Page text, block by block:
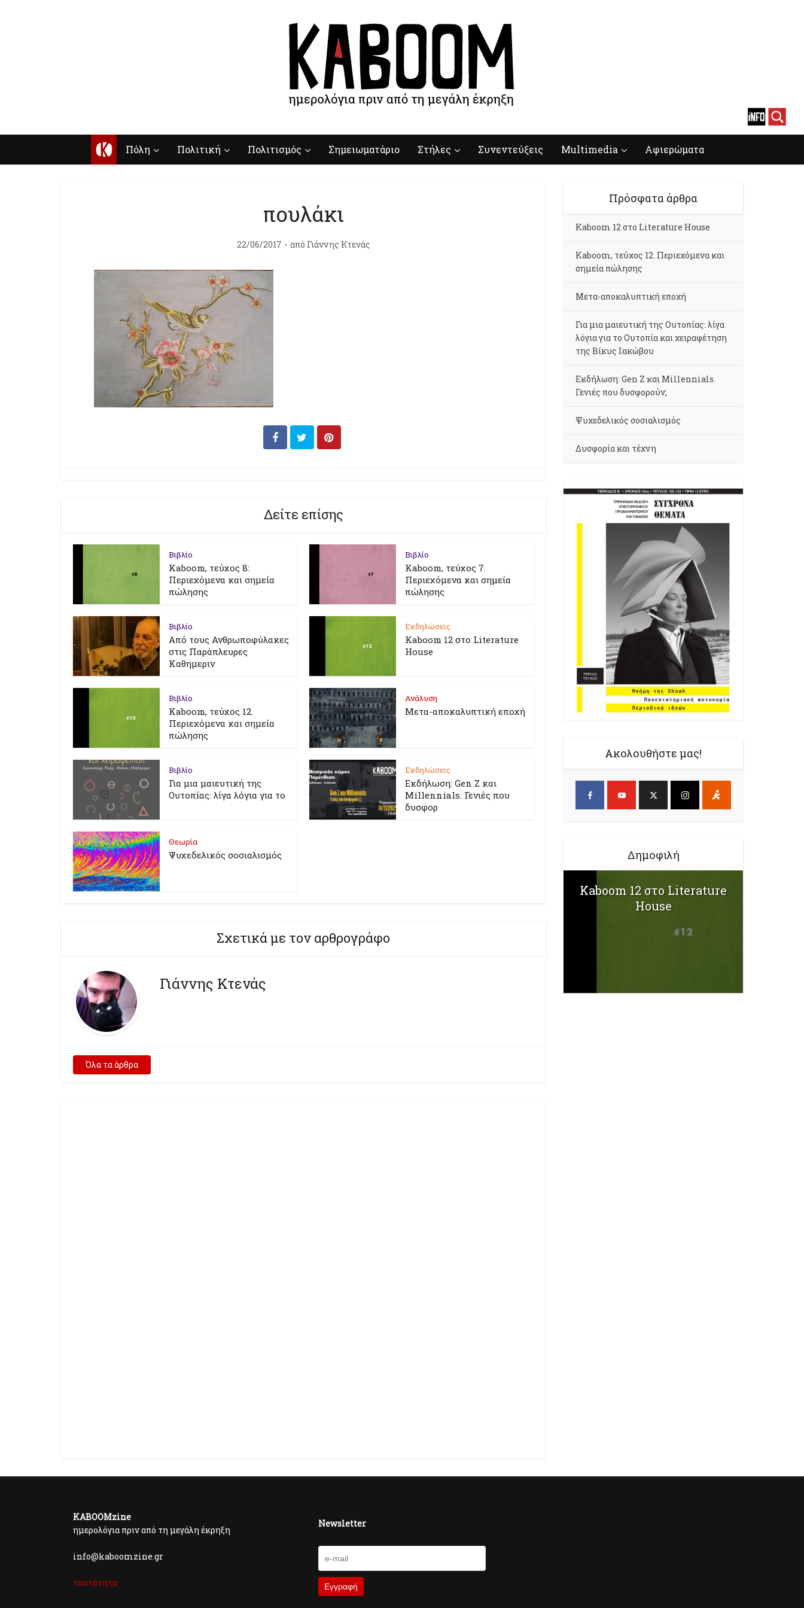
Κ Πόλη Πολιτική Πολιτισμός Σημειωματάριο Στήλες Συνεντεύξεις Multimedia Αφιερώματα
πουλάκι
22/06/2017 από Γιάννης Κτενάς
Δείτε επίσης
Βιβλίο
Kaboom, τεύχος 8:
Περιεχόμενα και σημεία
πώλησης
Βιβλίο
Kaboom, τεύχος 7.
Περιεχόμενα και σημεία
πώλησης
Βιβλίο
Από τους Ανθρωποφύλακες
στις Παράπλευρες
Καθημεριν
Εκδηλώσεις
Kaboom 12 στο Literature
House
Βιβλίο
Kaboom, τεύχος 12.
Περιεχόμενα και σημεία
πώλησης
Ανάλυση
Μετα-αποκαλυπτική εποχή
Βιβλίο
Για μια μαιευτική της
Ουτοπίας: λίγα λόγια για το
Εκδηλώσεις
Εκδήλωση: Gen Z και
Millennials. Γενιές που
δυσφορ
Θεωρία
Ψυχεδελικός σοσιαλισμός
Σχετικά με τον αρθρογράφο
Γιάννης Κτενάς
Όλα τα άρθρα
Πρόσφατα άρθρα
Kaboom 12 στο Literature House
Kaboom, τεύχος 12. Περιεχόμενα και
σημεία πώλησης
Μετα-αποκαλυπτική εποχή
Για μια μαιευτική της Ουτοπίας: λίγα
λόγια για το Ουτοπία και χειραφέτηση
της Βίκυς Ιακώβου
Εκδήλωση: Gen Z και Millennials.
Γενιές που δυσφορούν;
Ψυχεδελικός σοσιαλισμός
Δυσφορία και τέχνη
Ακολουθήστε μας!
Δημοφιλή
Kaboom 12 στο Literature
House
KABOOMzine
ημερολόγια πριν από τη μεγάλη έκρηξη
info@kaboomzine.gr
ταυτότητα
Newsletter